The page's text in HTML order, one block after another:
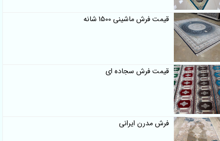
قیمت فرش ماشینی 1500 شانه
قیمت فرش سجاده ای
فرش مدرن ایرانی